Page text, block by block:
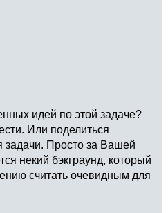
идей по этой задаче?
Или поделиться
задачи. Просто за Вашей
некий бэкграунд, который
считать очевидным для